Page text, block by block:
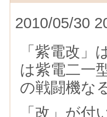
2010/05/30
「紫電改
は紫電二一
の戦闘機な
「改」が